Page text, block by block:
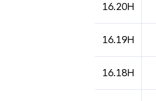
16.20H
16.19H
16.18H